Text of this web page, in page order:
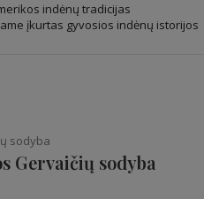
indėnų tradicijas
įkurtas gyvosios indėnų istorijos
sodyba
Gervaičių sodyba